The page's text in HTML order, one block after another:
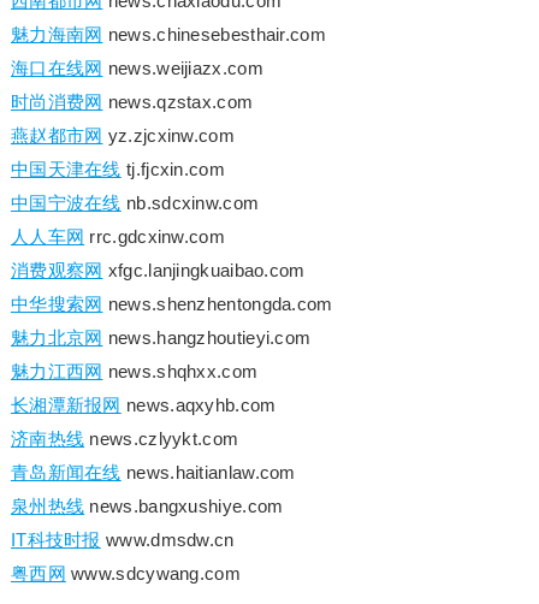
魅力海南网 news.chinesebesthair.com
海口在线网 news.weijiazx.com
时尚消费网 news.qzstax.com
燕赵都市网 yz.zjcxinw.com
中国天津在线 tj.fjcxin.com
中国宁波在线 nb.sdcxinw.com
人人车网 rrc.gdcxinw.com
消费观察网 xfgc.lanjingkuaibao.com
中华搜索网 news.shenzhentongda.com
魅力北京网 news.hangzhoutieyi.com
魅力江西网 news.shqhxx.com
长湘潭新报网 news.aqxyhb.com
济南热线 news.czlyykt.com
青岛新闻在线 news.haitianlaw.com
泉州热线 news.bangxushiye.com
IT科技时报 www.dmsdw.cn
粤西网 www.sdcywang.com